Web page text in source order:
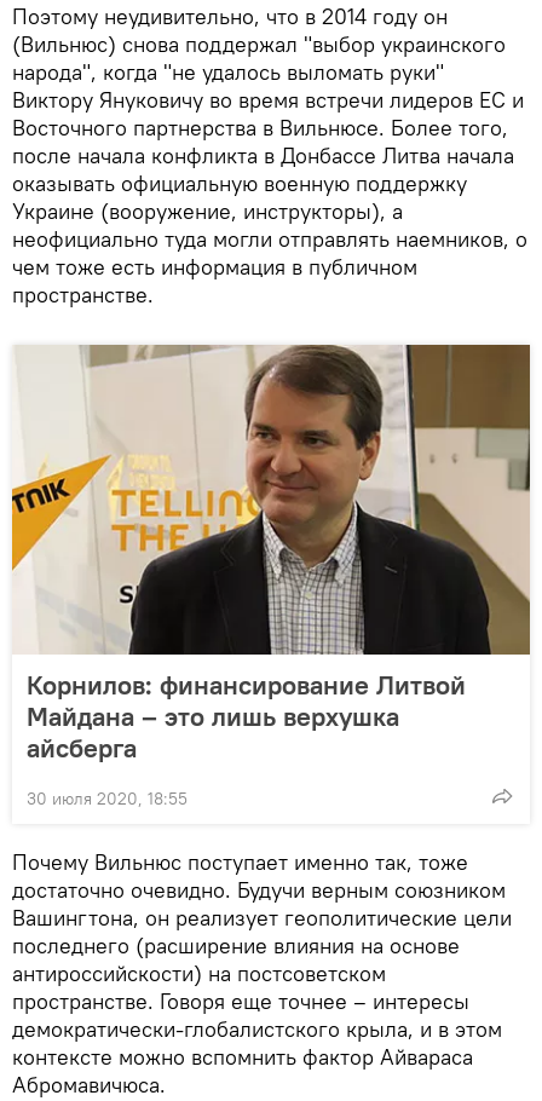
Поэтому неудивительно, что в 2014 году он
(Вильнюс) снова поддержал "выбор украинского
народа", когда "не удалось выломать руки"
Виктору Януковичу во время встречи лидеров ЕС и
Восточного партнерства в Вильнюсе. Более того,
после начала конфликта в Донбассе Литва начала
оказывать официальную военную поддержку
Украине (вооружение, инструкторы), а
неофициально туда могли отправлять наемников, о
чем тоже есть информация в публичном
пространстве.
Корнилов: финансирование Литвой
Майдана – это лишь верхушка
айсберга
30 июля 2020, 18:55
Почему Вильнюс поступает именно так, тоже
достаточно очевидно. Будучи верным союзником
Вашингтона, он реализует геополитические цели
последнего (расширение влияния на основе
антироссийскости) на постсоветском
пространстве. Говоря еще точнее – интересы
демократически-глобалистского крыла, и в этом
контексте можно вспомнить фактор Айвараса
Абромавичюса.